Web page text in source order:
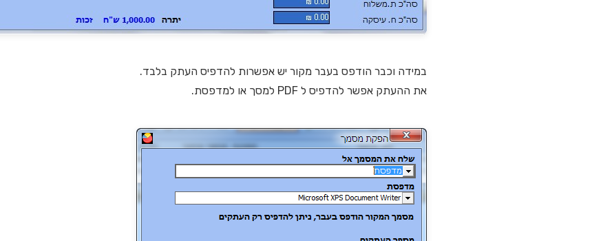
במידה וכבר הודפס בעבר מקור יש אפשרות להדפיס העתק בלבד.
את ההעתק אפשר להדפיס ל PDF למסך או למדפסת.